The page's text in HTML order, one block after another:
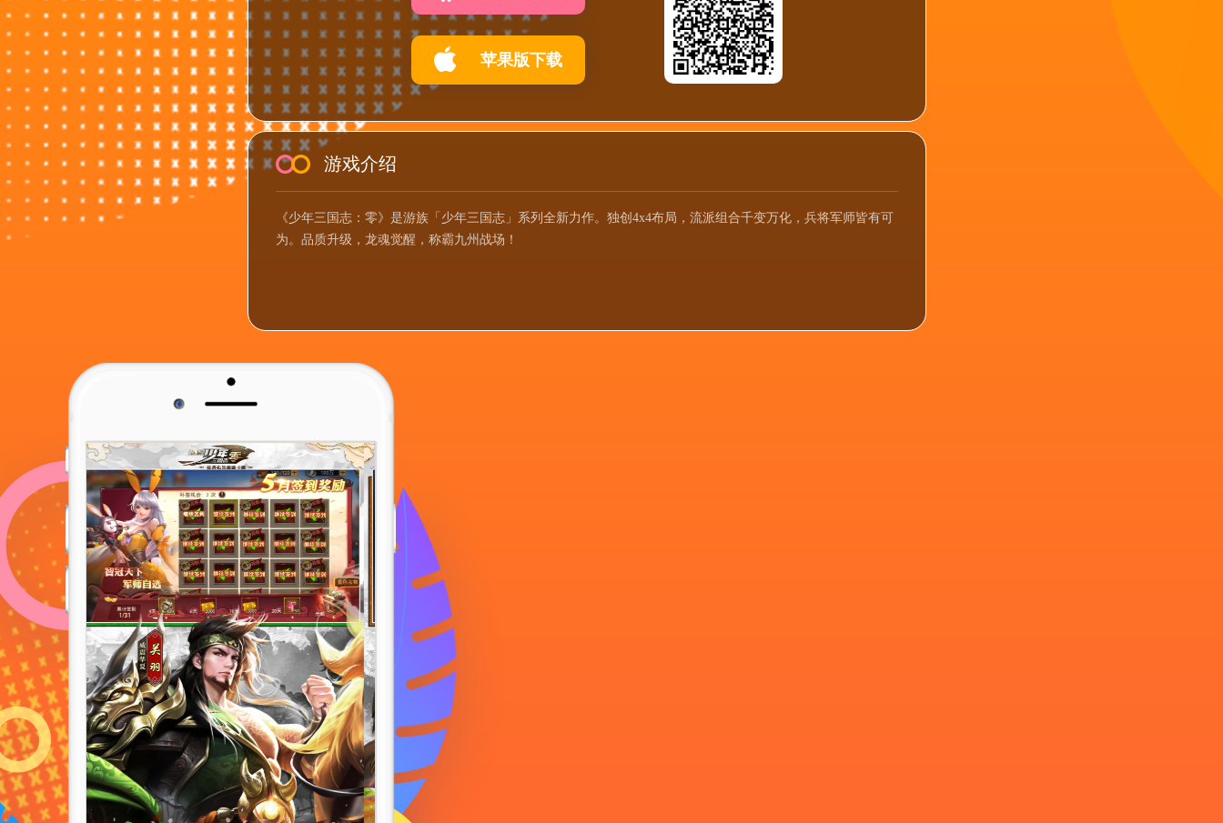
苹果版下载
游戏介绍
《少年三国志：零》是游族「少年三国志」系列全新力作。独创4x4布局，流派组合千变万化，兵将军师皆有可
为。品质升级，龙魂觉醒，称霸九州战场！